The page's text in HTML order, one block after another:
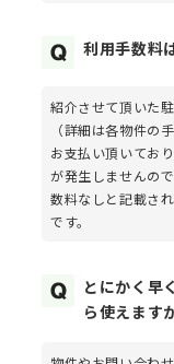
利用手数料
紹介させて頂いた
（詳細は各物件の
お支払い頂いてお
が発生しませんの
数料なしと記載さ
です。
とにかく早
ら使えます